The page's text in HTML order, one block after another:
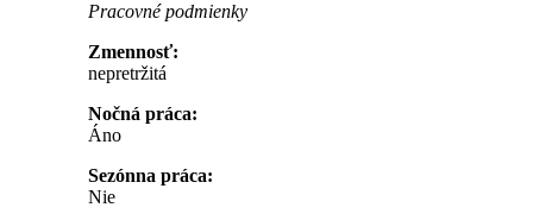
Pracovné podmienky
Zmennosť:
nepretržitá
Nočná práca:
Áno
Sezónna práca:
Nie